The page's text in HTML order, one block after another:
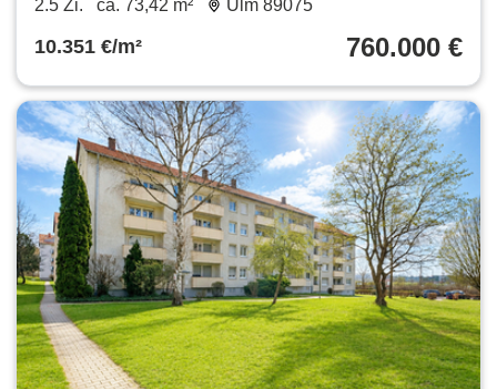
2.5 Zi. ca. 73,42 m² Ulm 89075
10.351 €/m² 760.000 €